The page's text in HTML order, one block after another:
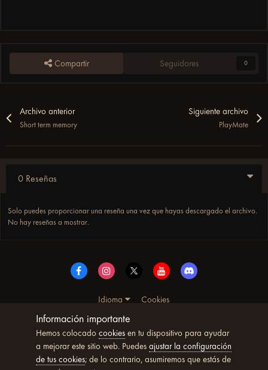
Compartir Seguidores 0
Archivo anterior
Short term memory
Siguiente archivo
PlayMate
0 Reseñas
Solo puedes proporcionar una reseña una vez que hayas descargado el archivo.
No hay reseñas a mostrar.
Idioma
Cookies
© Copyright UltimoWoW™ 2025. Todos los derechos
reservados
Powered by Invision Community
Información importante
Hemos colocado cookiesen tu dispositivo para ayudar
a mejorar este sitio web. Puedes ajustar la configuración
de tus cookies; de lo contrario, asumiremos que estás de